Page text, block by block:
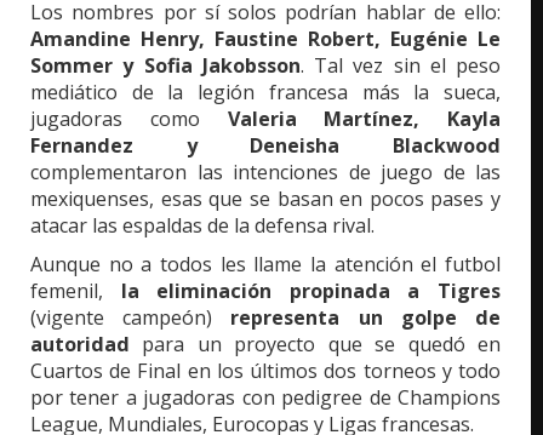
Los nombres por sí solos podrían hablar de ello:
Amandine Henry, Faustine Robert, Eugénie Le
Sommer y Sofia Jakobsson. Tal vez sin el peso
mediático de la legión francesa más la sueca,
jugadoras como Valeria Martínez, Kayla
Fernandez y Deneisha Blackwood
complementaron las intenciones de juego de las
mexiquenses, esas que se basan en pocos pases y
atacar las espaldas de la defensa rival.
Aunque no a todos les llame la atención el futbol
femenil, la eliminación propinada a Tigres
(vigente campeón) representa un golpe de
autoridad para un proyecto que se quedó en
Cuartos de Final en los últimos dos torneos y todo
por tener a jugadoras con pedigree de Champions
League, Mundiales, Eurocopas y Ligas francesas.